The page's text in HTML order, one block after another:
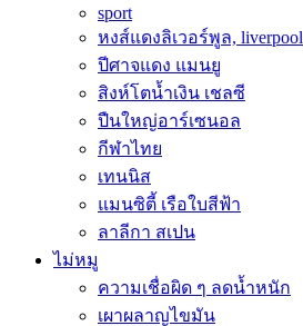
sport
หงส์แดงลิเวอร์พูล, liverpool
ปีศาจแดง แมนยู
สิงห์โตน้ำเงิน เชลซี
ปืนใหญ่อาร์เซนอล
กีฬาไทย
เทนนิส
แมนซิตี้ เรือใบสีฟ้า
ลาลีกา สเปน
ไม่หมู
ความเชื่อผิด ๆ ลดน้ำหนัก
เผาผลาญไขมัน